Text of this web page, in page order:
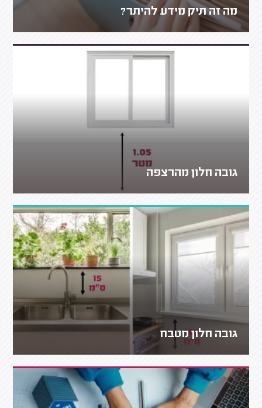
מה זה תיק מידע להיתר?
גובה חלון מהרצפה
גובה חלון מטבח